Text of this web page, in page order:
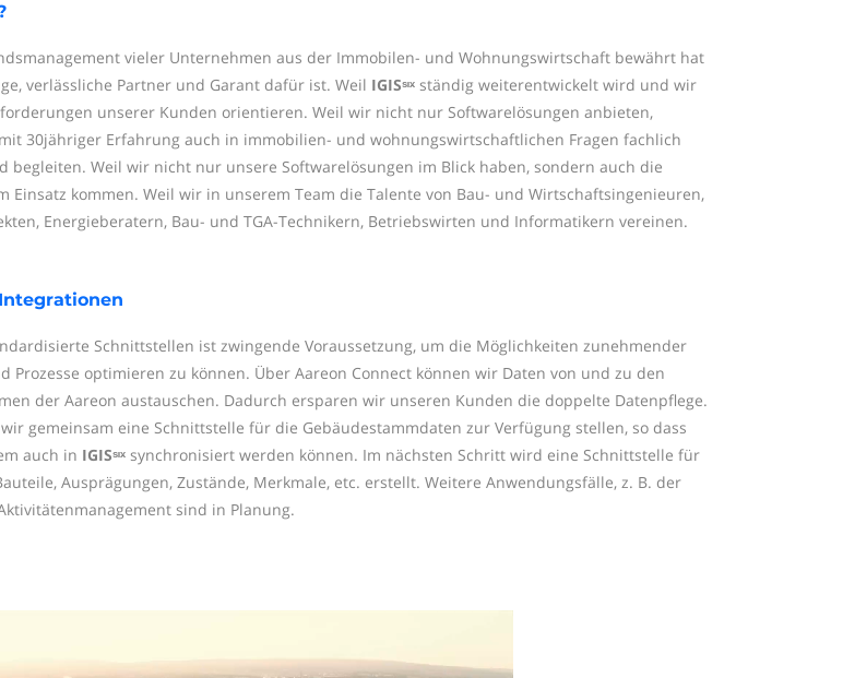
vieler Unternehmen aus der Immobilen- und Wohnungswirtschaft bewährt hat
verlässliche Partner und Garant dafür ist. Weil IGISˢᶦˣ ständig weiterentwickelt wird und wir
unserer Kunden orientieren. Weil wir nicht nur Softwarelösungen anbieten,
30jähriger Erfahrung auch in immobilien- und wohnungswirtschaftlichen Fragen fachlich
begleiten. Weil wir nicht nur unsere Softwarelösungen im Blick haben, sondern auch die
Einsatz kommen. Weil wir in unserem Team die Talente von Bau- und Wirtschaftsingenieuren,
Energieberatern, Bau- und TGA-Technikern, Betriebswirten und Informatikern vereinen.
Schnittstellen ist zwingende Voraussetzung, um die Möglichkeiten zunehmender
Prozesse optimieren zu können. Über Aareon Connect können wir Daten von und zu den
der Aareon austauschen. Dadurch ersparen wir unseren Kunden die doppelte Datenpflege.
gemeinsam eine Schnittstelle für die Gebäudestammdaten zur Verfügung stellen, so dass
auch in IGISˢᶦˣ synchronisiert werden können. Im nächsten Schritt wird eine Schnittstelle für
Ausprägungen, Zustände, Merkmale, etc. erstellt. Weitere Anwendungsfälle, z. B. der
sind in Planung.